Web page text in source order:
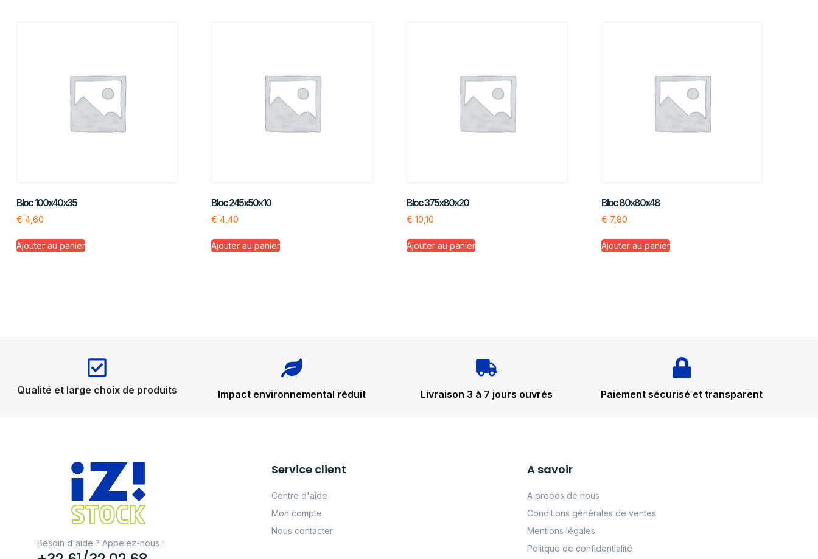
Bloc 100x40x35
€ 4,60
Ajouter au panier
Bloc 245x50x10
€ 4,40
Ajouter au panier
Bloc 375x80x20
€ 10,10
Ajouter au panier
Bloc 80x80x48
€ 7,80
Ajouter au panier
Qualité et large choix de produits Impact environnemental réduit Livraison 3 à 7 jours ouvrés Paiement sécurisé et transparent
Besoin d'aide ? Appelez-nous !
Service client
Centre d'aide
Mon compte
Nous contacter
A savoir
A propos de nous
Conditions générales de ventes
Mentions légales
Politque de confidentialité